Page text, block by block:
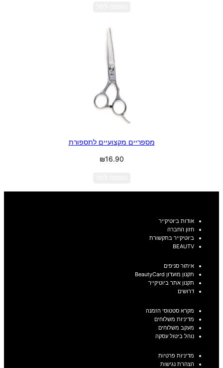
מספריים מקצועיים לתספורת
₪16.90
אודות ביוטיקייר
חזון החברה
ביוטיקייר בתקשורת
BEAUTV
איתור סניפים
תקנון מועדון BeautyCard
תקנון אתר ביוטיקייר
דרושים
מקרא סטטוסי הזמנה
מדיניות משלוחים
מעקב משלוחים
נוהל ביטול עסקה
מדיניות פרטיות
הצהרת נגישות